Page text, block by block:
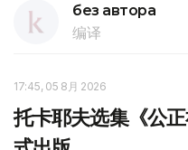
без автора
编译
17:45, 05 8月 2026
托卡耶夫选集《公